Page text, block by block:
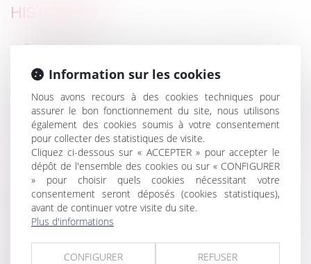
HISTORIQUE
Réglementation applicable à la construction d'un
Apple écope d'une amende record de 1,1 milliard
d'euros en France pour pratiques anticoncurrentielles
Action en partage d’un créancier : compétence du
JAF du lieu de situation de l’immeuble
Contrainte : elle doit être signée par le directeur de
l’organisme de recouvrement ou son délégataire
Copropriété : le terrain sans propriétaire certain
devient partie commune
La transmission d’entreprise, démarche de longue
haleine
Covid-19 : précisions procédurales en matière
Information sur les cookies
Nous avons recours à des cookies techniques pour
assurer le bon fonctionnement du site, nous utilisons
également des cookies soumis à votre consentement
pour collecter des statistiques de visite.
Cliquez ci-dessous sur « ACCEPTER » pour accepter le
dépôt de l'ensemble des cookies ou sur « CONFIGURER
» pour choisir quels cookies nécessitant votre
consentement seront déposés (cookies statistiques),
avant de continuer votre visite du site.
Plus d'informations
CONFIGURER REFUSER